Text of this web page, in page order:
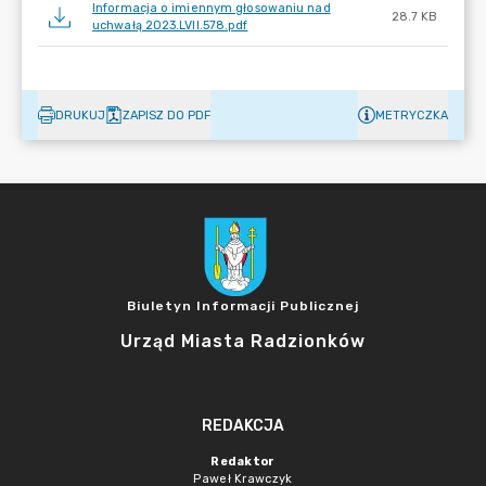
Informacja o imiennym głosowaniu nad
uchwałą 2023.LVII.578.pdf
28.7 KB
DRUKUJ ZAPISZ DO PDF METRYCZKA
Biuletyn Informacji Publicznej
Urząd Miasta Radzionków
REDAKCJA
Redaktor
Paweł Krawczyk